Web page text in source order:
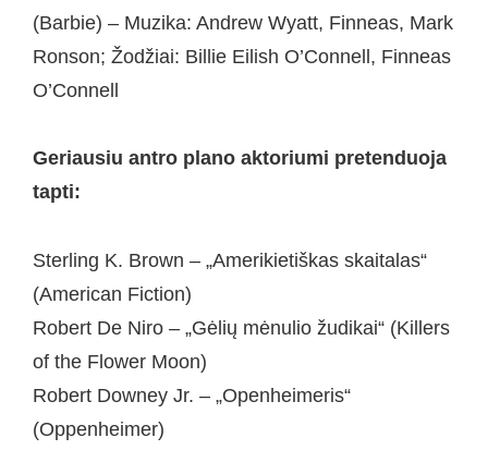
(Barbie) – Muzika: Andrew Wyatt, Finneas, Mark
Ronson; Žodžiai: Billie Eilish O’Connell, Finneas
O’Connell
Geriausiu antro plano aktoriumi pretenduoja
tapti:
Sterling K. Brown – „Amerikietiškas skaitalas“
(American Fiction)
Robert De Niro – „Gėlių mėnulio žudikai“ (Killers
of the Flower Moon)
Robert Downey Jr. – „Openheimeris“
(Oppenheimer)